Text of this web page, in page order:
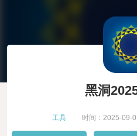
黑洞
工具 时间：2025-09-